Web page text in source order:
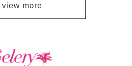
view more